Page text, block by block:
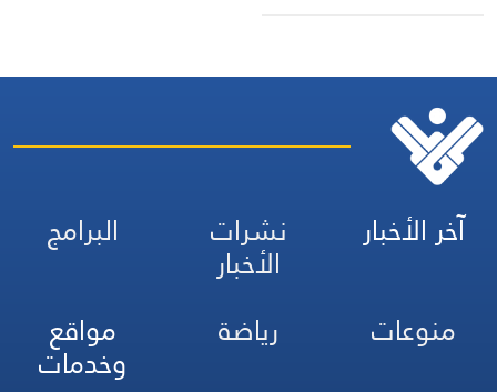
آخر الأخبار نشرات
الأخبار
البرامج
منوعات
رياضة مواقع
وخدمات